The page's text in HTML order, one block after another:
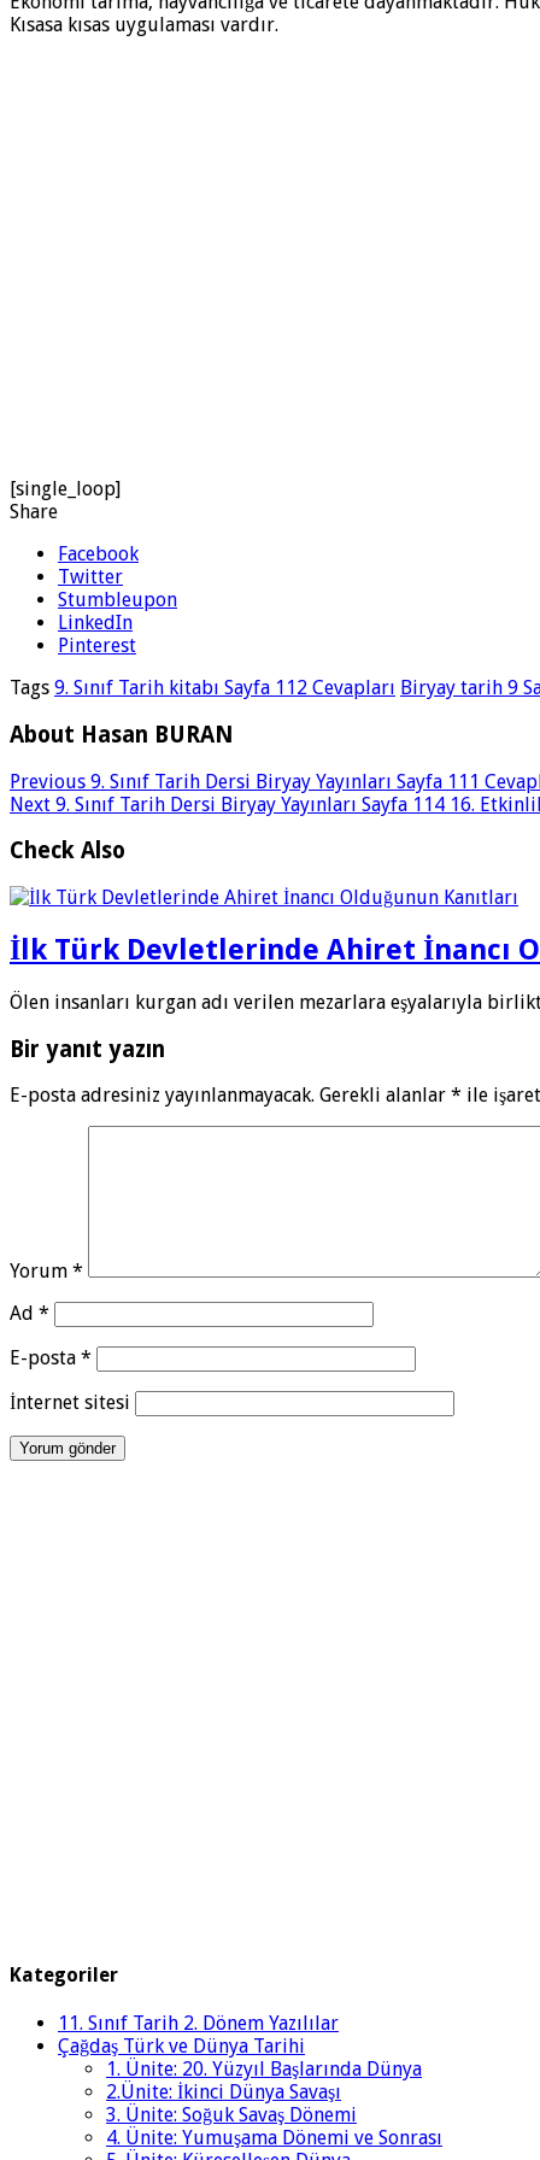
Kısasa kısas uygulaması vardır.
[single_loop]
Share
Facebook
Twitter
Stumbleupon
LinkedIn
Pinterest
Tags 9. Sınıf Tarih kitabı Sayfa 112 Cevapları Biryay tarih 9
About Hasan BURAN
Previous 9. Sınıf Tarih Dersi Biryay Yayınları Sayfa 111
Next 9. Sınıf Tarih Dersi Biryay Yayınları Sayfa 114 16.
Check Also
İlk Türk Devletlerinde Ahiret İnancı
Ölen insanları kurgan adı verilen mezarlara eşyalarıyla
Bir yanıt yazın
E-posta adresiniz yayınlanmayacak. Gerekli alanlar * ile
Yorum *
Ad *
E-posta *
İnternet sitesi
Kategoriler
11. Sınıf Tarih 2. Dönem Yazılılar
Çağdaş Türk ve Dünya Tarihi
1. Ünite: 20. Yüzyıl Başlarında Dünya
2.Ünite: İkinci Dünya Savaşı
3. Ünite: Soğuk Savaş Dönemi
4. Ünite: Yumuşama Dönemi ve Sonrası